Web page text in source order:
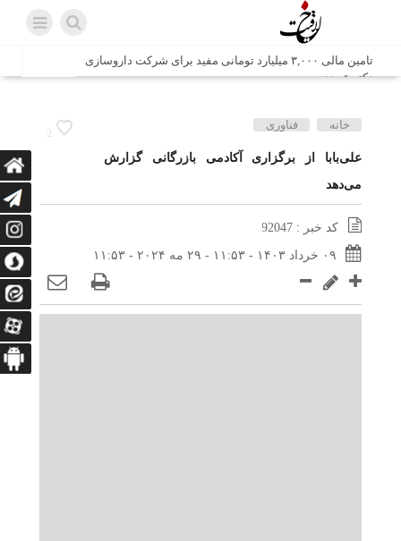
تامین مالی ۳,۰۰۰ میلیارد تومانی مفید برای شرکت داروسازی
دکتر عبیدی
شش وزیر کابینه پاکستان با حضور در سفارت ایران در اسلام
اتابک: ظرفیت های جدید همکاری‌های تجاری ایران و پاکستان با
محوریت بخش خصوصی فعال می‌شود
در مسیر جا‌مانده‌ها، دل‌ها به کربلا رسیده است
وزیر صمت خواستار پیگیری کانتینرهای ایرانی در بندر کراچی
شد / تجارت ۱۰ میلیارد دلاری ایران و پاکستان
2
خانه فناوری
علی‌بابا از برگزاری آکادمی بازرگانی گزارش
می‌دهد
کد خبر : 92047
۰۹ خرداد ۱۴۰۳ - ۱۱:۵۳ - ۲۹ مه ۲۰۲۴ - ۱۱:۵۳